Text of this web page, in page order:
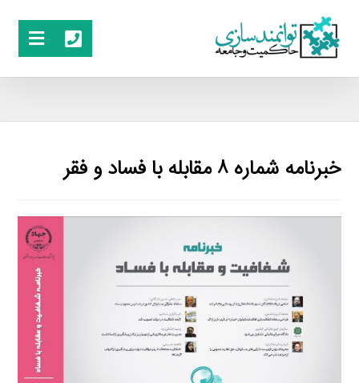
خبرنامه شماره ۸ مقابله با فساد و فقر